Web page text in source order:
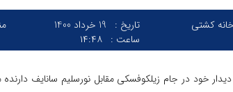
خانه کشتی تاریخ :
19 خرداد 1400
ساعت : ۱۴:۴۸
خود در جام زیلکوفسکی مقابل نورسلیم سانایف دارنده